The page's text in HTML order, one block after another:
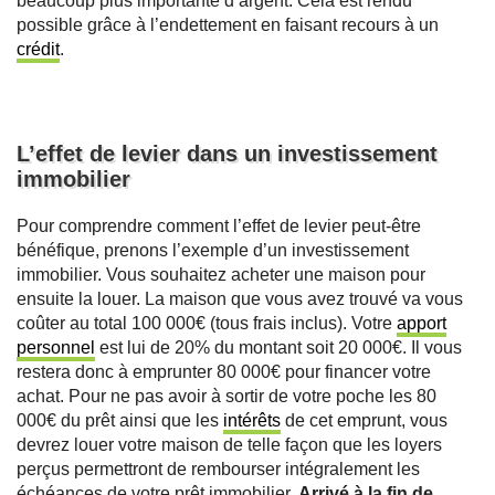
possible grâce à l’endettement en faisant recours à un
crédit.
L’effet de levier dans un investissement
immobilier
Pour comprendre comment l’effet de levier peut-être
bénéfique, prenons l’exemple d’un investissement
immobilier. Vous souhaitez acheter une maison pour
ensuite la louer. La maison que vous avez trouvé va vous
coûter au total 100 000€ (tous frais inclus). Votre apport
personnel est lui de 20% du montant soit 20 000€. Il vous
restera donc à emprunter 80 000€ pour financer votre
achat. Pour ne pas avoir à sortir de votre poche les 80
000€ du prêt ainsi que les intérêts de cet emprunt, vous
devrez louer votre maison de telle façon que les loyers
perçus permettront de rembourser intégralement les